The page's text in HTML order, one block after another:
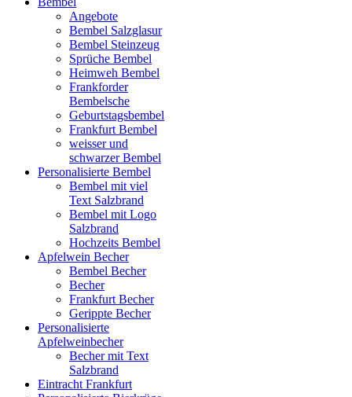
Angebote
Bembel Salzglasur
Bembel Steinzeug
Sprüche Bembel
Heimweh Bembel
Frankforder
Bembelsche
Geburtstagsbembel
Frankfurt Bembel
weisser und
schwarzer Bembel
Personalisierte Bembel
Bembel mit viel
Text Salzbrand
Bembel mit Logo
Salzbrand
Hochzeits Bembel
Apfelwein Becher
Bembel Becher
Becher
Frankfurt Becher
Gerippte Becher
Personalisierte
Apfelweinbecher
Becher mit Text
Salzbrand
Eintracht Frankfurt